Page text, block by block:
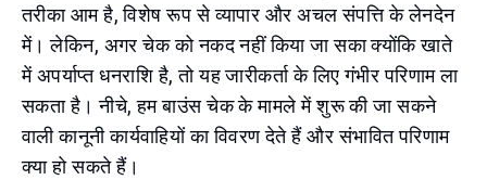
तरीका आम है, विशेष रूप से व्यापार और अचल संपत्ति के लेनदेन
में। लेकिन, अगर चेक को नकद नहीं किया जा सका क्योंकि खाते
में अपर्याप्त धनराशि है, तो यह जारीकर्ता के लिए गंभीर परिणाम ला
सकता है। नीचे, हम बाउंस चेक के मामले में शुरू की जा सकने
वाली कानूनी कार्यवाहियों का विवरण देते हैं और संभावित परिणाम
क्या हो सकते हैं।